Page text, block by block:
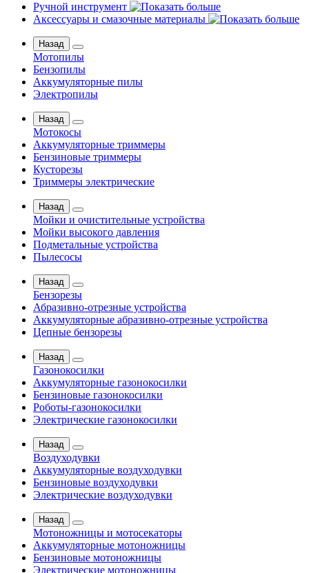
Ручной инструмент
Аксессуары и смазочные материалы
Назад
Мотопилы
Бензопилы
Аккумуляторные пилы
Электропилы
Назад
Мотокосы
Аккумуляторные триммеры
Бензиновые триммеры
Кусторезы
Триммеры электрические
Назад
Мойки и очистительные устройства
Мойки высокого давления
Подметальные устройства
Пылесосы
Назад
Бензорезы
Абразивно-отрезные устройства
Аккумуляторные абразивно-отрезные устройства
Цепные бензорезы
Назад
Газонокосилки
Аккумуляторные газонокосилки
Бензиновые газонокосилки
Роботы-газонокосилки
Электрические газонокосилки
Назад
Воздуходувки
Аккумуляторные воздуходувки
Бензиновые воздуходувки
Электрические воздуходувки
Назад
Мотоножницы и мотосекаторы
Аккумуляторные мотоножницы
Бензиновые мотоножницы
Электрические мотоножницы